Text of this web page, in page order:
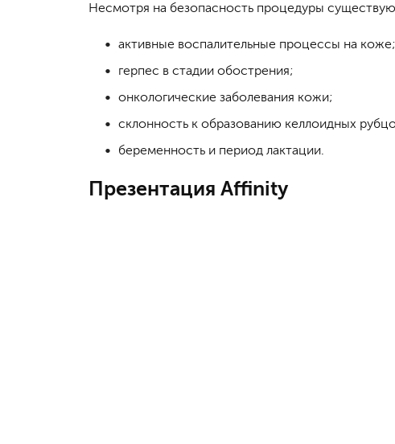
Несмотря на безопасность процедуры
активные воспалительные процессы на коже;
герпес в стадии обострения;
онкологические заболевания кожи;
склонность к образованию келлоидных
беременность и период лактации.
Презентация Affinity